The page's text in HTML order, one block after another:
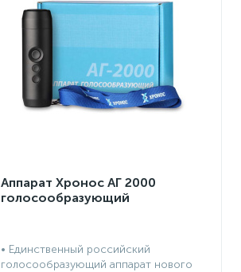
Аппарат Хронос АГ 2000
голосообразующий
• Единственный российский
голосообразующий аппарат нового